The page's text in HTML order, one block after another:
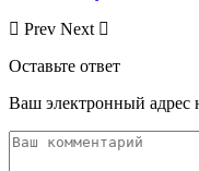
Prev Next
Оставьте ответ
Ваш электронный адрес